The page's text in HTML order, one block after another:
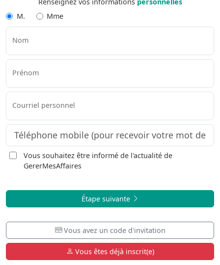
M.
Mme
Nom
Prénom
Courriel personnel
Vous souhaitez être informé de l'actualité de
GererMesAffaires
Étape suivante
Vous avez un code d'invitation
Vous êtes déjà inscrit(e)